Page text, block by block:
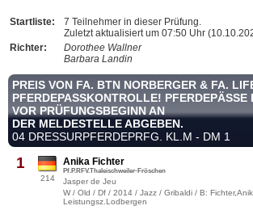
Startliste:
7 Teilnehmer in dieser Prüfung.
Zuletzt aktualisiert um 07:50 Uhr
Richter:
Dorothee Wallner
Barbara Landin
PREIS VON FA. BTN NORBERGER & FA.
PFERDEPASSKONTROLLE! PFERDEPÄSSE
VOR PRÜFUNGSBEGINN AN
DER MELDESTELLE ABGEBEN.
04 DRESSURPFERDEPRFG. KL.M - DM 1
1
214
Anika Fichter
Pf.P.RFV.Thaleischweiler-Fröschen
Jasper de Jeu
W / Old / Df / 2014 / Jazz / Gribaldi / B:
Leistungsz.Lodbergen